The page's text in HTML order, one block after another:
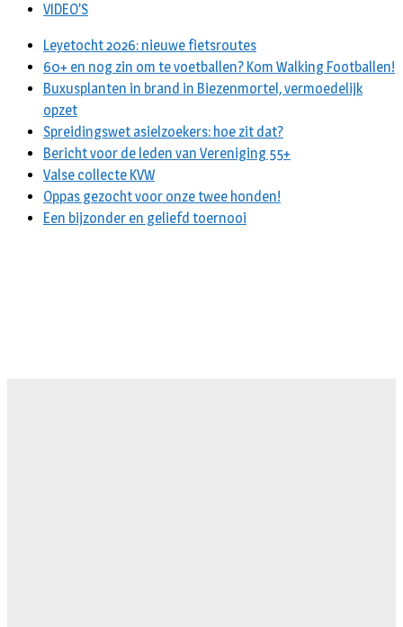
VIDEO’S
Leyetocht 2026: nieuwe fietsroutes
60+ en nog zin om te voetballen? Kom Walking Footballen!
Buxusplanten in brand in Biezenmortel, vermoedelijk
opzet
Spreidingswet asielzoekers: hoe zit dat?
Bericht voor de leden van Vereniging 55+
Valse collecte KVW
Oppas gezocht voor onze twee honden!
Een bijzonder en geliefd toernooi